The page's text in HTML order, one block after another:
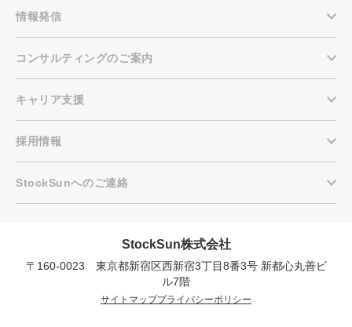
プロに無料相談をする
会社概要資料をダウンロードす
〒160-0023 東京都新宿区西新宿3丁目7-30 フロンテ
サイトマッププライバシーポリシー
情報発信
コンサルティングのご案内
キャリア支援
採用情報
StockSunへのご連絡
StockSun株式会社
〒160-0023 東京都新宿区西新宿3丁目8番3号 新都心丸善ビ
ル7階
サイトマッププライバシーポリシー